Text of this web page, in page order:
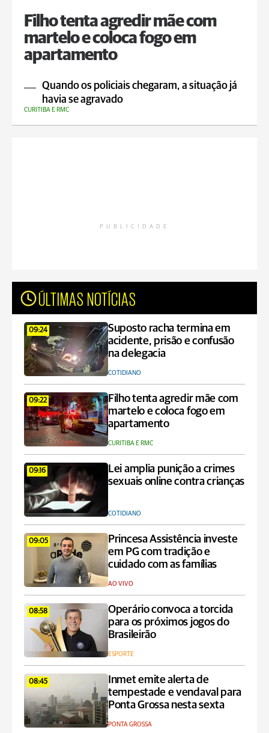
Filho tenta agredir mãe com
martelo e coloca fogo em
apartamento
Quando os policiais chegaram, a situação já
havia se agravado
CURITIBA E RMC
PUBLICIDADE
ÚLTIMAS NOTÍCIAS
09:24
Suposto racha termina em
acidente, prisão e confusão
na delegacia
COTIDIANO
09:22
Filho tenta agredir mãe com
martelo e coloca fogo em
apartamento
CURITIBA E RMC
09:16
Lei amplia punição a crimes
sexuais online contra crianças
COTIDIANO
09:05
Princesa Assistência investe
em PG com tradição e
cuidado com as famílias
AO VIVO
08:58
Operário convoca a torcida
para os próximos jogos do
Brasileirão
ESPORTE
08:45
Inmet emite alerta de
tempestade e vendaval para
Ponta Grossa nesta sexta
PONTA GROSSA